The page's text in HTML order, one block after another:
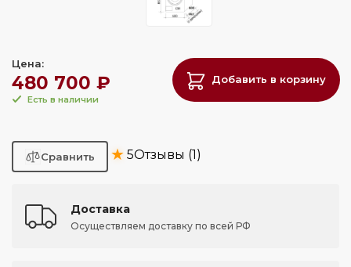
Цена:
480 700 ₽
Есть в наличии
Добавить в корзину
★ 5Отзывы (1)
Доставка
Осуществляем доставку по всей РФ